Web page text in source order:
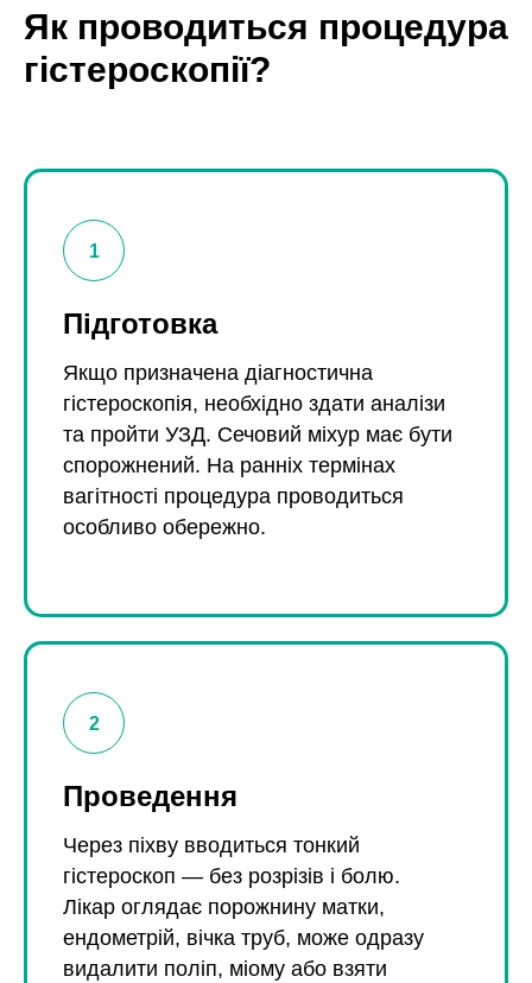
Як проводиться процедура
гістероскопії?
Підготовка
Якщо призначена діагностична
гістероскопія, необхідно здати аналізи
та пройти УЗД. Сечовий міхур має бути
спорожнений. На ранніх термінах
вагітності процедура проводиться
особливо обережно.
Проведення
Через піхву вводиться тонкий
гістероскоп — без розрізів і болю.
Лікар оглядає порожнину матки,
ендометрій, вічка труб, може одразу
видалити поліп, міому або взяти